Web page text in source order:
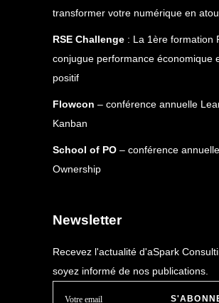
transformer votre numérique en
RSE Challenge : La 1ère formation
conjugue performance économique
positif
Flowcon – conférence annuelle
Kanban
School of PO – conférence
Ownership
Newsletter
Recevez l'actualité d'aSpark
soyez informé de nos publications.